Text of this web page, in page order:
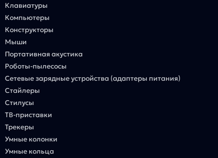
Клавиатуры
Компьютеры
Конструкторы
Мыши
Портативная акустика
Роботы-пылесосы
Сетевые зарядные устройства (адаптеры питания)
Стайлеры
Стилусы
ТВ-приставки
Трекеры
Умные колонки
Умные кольца